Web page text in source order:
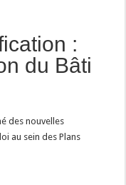
:
du Bâti
des nouvelles
au sein des Plans